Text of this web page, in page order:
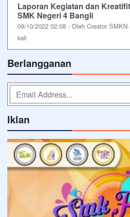
Laporan Kegiatan dan
SMK Negeri 4 Bangli
09/10/2022 02:08 - Oleh Creator
kali
Berlangganan
Iklan